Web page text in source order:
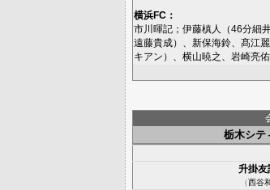
横浜FC ：
市川暉記 ； 伊藤槙人 （46分細
遠藤貴成）、 新保海鈴 髙江
キアン ）、 横山暁之 岩崎亮佑
栃木シテ
升掛友
（西谷